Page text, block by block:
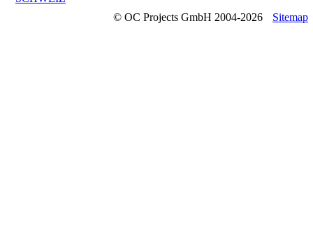
© OC Projects GmbH 2004-2026 Sitemap